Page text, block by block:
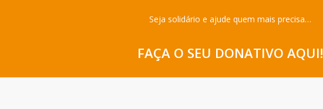
Seja solidário e ajude quem mais precisa…
FAÇA O SEU DONATIVO AQUI!